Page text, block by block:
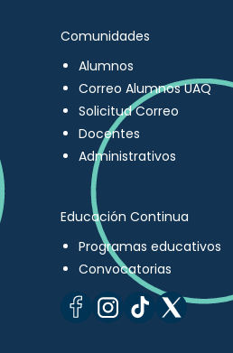
Comunidades
Alumnos
Correo Alumnos UAQ
Solicitud Correo
Docentes
Administrativos
Educación Continua
Programas educativos
Convocatorias